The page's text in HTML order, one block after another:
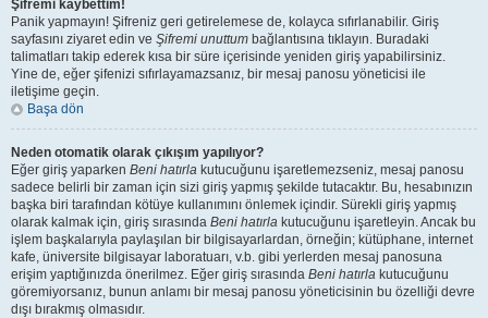
Şifremi kaybettim!
Panik yapmayın! Şifreniz geri getirelemese de, kolayca sıfırlanabilir. Giriş
sayfasını ziyaret edin ve Şifremi unuttum bağlantısına tıklayın. Buradaki
talimatları takip ederek kısa bir süre içerisinde yeniden giriş yapabilirsiniz.
Yine de, eğer şifenizi sıfırlayamazsanız, bir mesaj panosu yöneticisi ile
iletişime geçin.
Başa dön
Neden otomatik olarak çıkışım yapılıyor?
Eğer giriş yaparken Beni hatırla kutucuğunu işaretlemezseniz, mesaj panosu
sadece belirli bir zaman için sizi giriş yapmış şekilde tutacaktır. Bu, hesabınızın
başka biri tarafından kötüye kullanımını önlemek içindir. Sürekli giriş yapmış
olarak kalmak için, giriş sırasında Beni hatırla kutucuğunu işaretleyin. Ancak bu
işlem başkalarıyla paylaşılan bir bilgisayarlardan, örneğin; kütüphane, internet
kafe, üniversite bilgisayar laboratuarı, v.b. gibi yerlerden mesaj panosuna
erişim yaptığınızda önerilmez. Eğer giriş sırasında Beni hatırla kutucuğunu
göremiyorsanız, bunun anlamı bir mesaj panosu yöneticisinin bu özelliği devre
dışı bırakmış olmasıdır.